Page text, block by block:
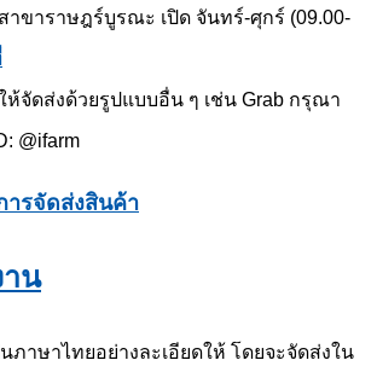
าขาราษฎร์บูรณะ เปิด จันทร์-ศุกร์ (09.00-
ห้จัดส่งด้วยรูปแบบอื่น ๆ เช่น Grab กรุณา
@ifarm
ารจัดส่งสินค้า
น
ภาษาไทยอย่างละเอียดให้ โดยจะจัดส่งใน